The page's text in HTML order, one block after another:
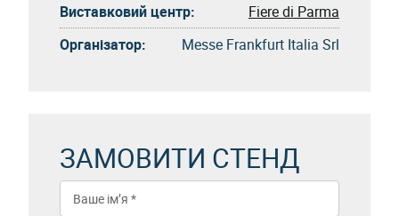
Виставковий центр:
Fiere di Parma
Організатор:
Messe Frankfurt Italia Srl
ЗАМОВИТИ СТЕНД